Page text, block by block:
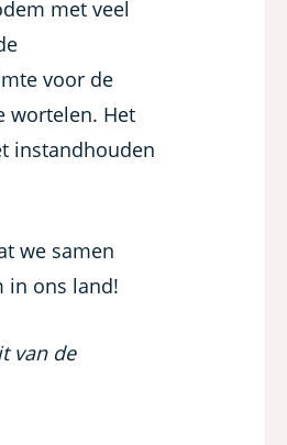
met veel
voor de
wortelen. Het
instandhouden
we samen
in ons land!
van de